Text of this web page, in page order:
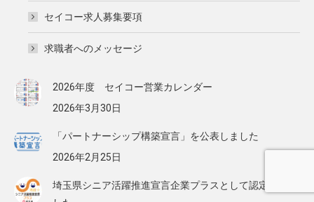
セイコー求人募集要項
求職者へのメッセージ
2026年度 セイコー営業カレンダー
2026年3月30日
「パートナーシップ構築宣言」を公表しました
2026年2月25日
埼玉県シニア活躍推進宣言企業プラスとして認定されま